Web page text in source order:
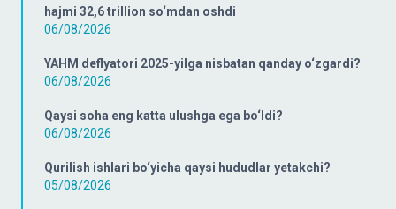
hajmi 32,6 trillion so‘mdan oshdi
06/08/2026
YAHM deflyatori 2025-yilga nisbatan qanday o‘zgardi?
06/08/2026
Qaysi soha eng katta ulushga ega bo‘ldi?
06/08/2026
Qurilish ishlari bo‘yicha qaysi hududlar yetakchi?
05/08/2026